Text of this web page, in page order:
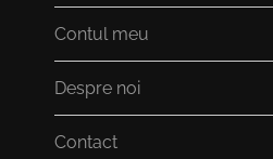
Contul meu
Despre noi
Contact